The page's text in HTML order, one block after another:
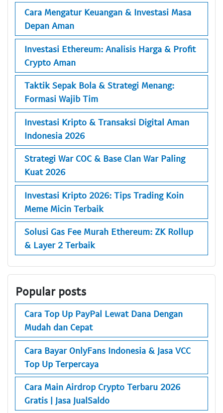
Cara Mengatur Keuangan & Investasi Masa
Depan Aman
Investasi Ethereum: Analisis Harga & Profit
Crypto Aman
Taktik Sepak Bola & Strategi Menang:
Formasi Wajib Tim
Investasi Kripto & Transaksi Digital Aman
Indonesia 2026
Strategi War COC & Base Clan War Paling
Kuat 2026
Investasi Kripto 2026: Tips Trading Koin
Meme Micin Terbaik
Solusi Gas Fee Murah Ethereum: ZK Rollup
& Layer 2 Terbaik
Popular posts
Cara Top Up PayPal Lewat Dana Dengan
Mudah dan Cepat
Cara Bayar OnlyFans Indonesia & Jasa VCC
Top Up Terpercaya
Cara Main Airdrop Crypto Terbaru 2026
Gratis | Jasa JualSaldo